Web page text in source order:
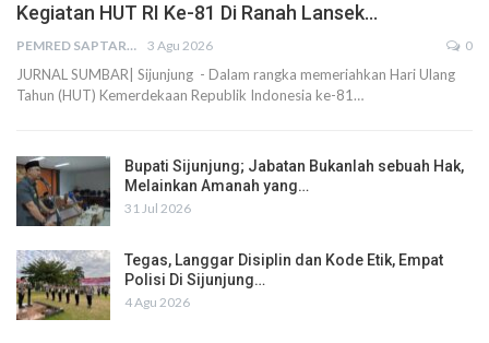
Kegiatan HUT RI Ke-81 Di Ranah Lansek…
PEMRED SAPTARIUS 3 Agu 2026 0
JURNAL SUMBAR| Sijunjung - Dalam rangka memeriahkan Hari Ulang
Tahun (HUT) Kemerdekaan Republik Indonesia ke-81…
Bupati Sijunjung; Jabatan Bukanlah sebuah Hak,
Melainkan Amanah yang…
31 Jul 2026
Tegas, Langgar Disiplin dan Kode Etik, Empat
Polisi Di Sijunjung…
4 Agu 2026